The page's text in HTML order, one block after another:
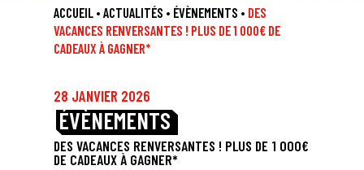
ACCUEIL• ACTUALITÉS • ÉVÈNEMENTS • DES
VACANCES RENVERSANTES ! PLUS DE 1 000€ DE
CADEAUX À GAGNER*
28 JANVIER 2026
ÉVÈNEMENTS
DES VACANCES RENVERSANTES ! PLUS DE 1 000€
DE CADEAUX À GAGNER*